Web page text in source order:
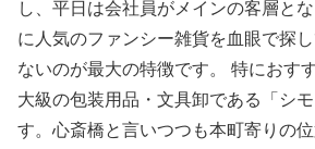
し、平日は会社員がメインの客層と
に人気のファンシー雑貨を血眼で探
ないのが最大の特徴です。 特におす
大級の包装用品・文具卸である「シ
す。心斎橋と言いつつも本町寄りの